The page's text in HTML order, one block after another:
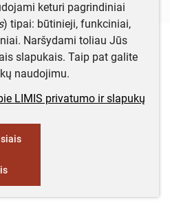
keturi pagrindiniai
) tipai: būtinieji, funkciniai,
Naršydami toliau Jūs
slapukais. Taip pat galite
naudojimu.
LIMIS privatumo ir slapukų